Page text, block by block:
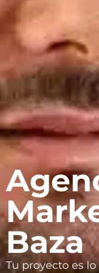
Baza
Tu proyecto es